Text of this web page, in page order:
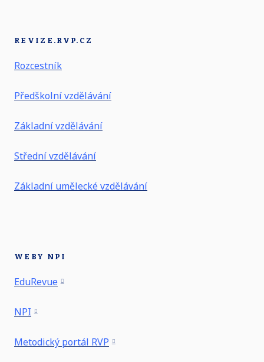
REVIZE.RVP.CZ
Rozcestník
Předškolní vzdělávání
Základní vzdělávání
Střední vzdělávání
Základní umělecké vzdělávání
WEBY NPI
EduRevue
NPI
Metodický portál RVP